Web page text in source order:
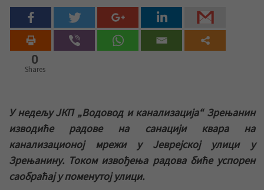
0
Shares
У недељу ЈКП „Водовод и канализација“ Зрењанин
изводиће радове на санацији квара на
канализационој мрежи у Јеврејској улици у
Зрењанину. Током извођења радова биће успорен
саобраћај у поменутој улици.